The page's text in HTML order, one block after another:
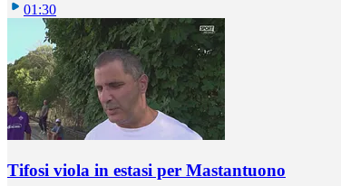
01:30
Tifosi viola in estasi per Mastantuono